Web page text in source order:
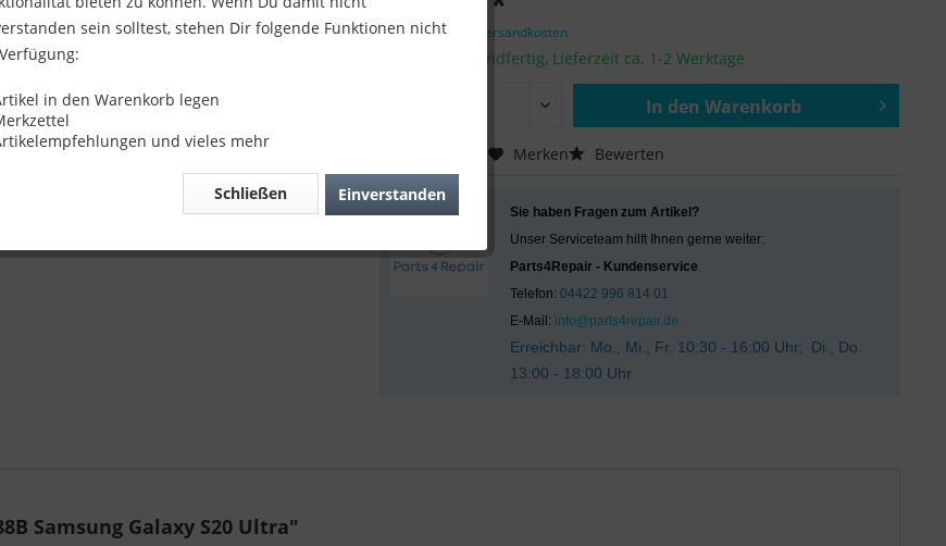
inkl. MwSt. zzgl. Versandkosten
Sofort versandfertig, Lieferzeit ca. 1-2 Werktage
In den Warenkorb
Vergleichen Merken Bewerten
Sie haben Fragen zum Artikel?
Unser Serviceteam hilft Ihnen gerne weiter:
Parts4Repair - Kundenservice
Telefon:04422 996 814 01
E-Mail: info@parts4repair.de
Erreichbar: Mo., Mi., Fr. 10:30 - 16:00 Uhr, Di., Do.
13:00 - 18:00 Uhr
Samsung Galaxy S20 Ultra"
sein solltest, stehen Dir folgende Funktionen nicht
in den Warenkorb legen
und vieles mehr
Einverstanden
Schließen